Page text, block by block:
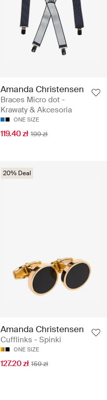
Amanda Christensen
Braces Micro dot -
Krawaty & Akcesoria
ONE SIZE
119.40 zł 199 zł
20% Deal
Amanda Christensen
Cufflinks - Spinki
ONE SIZE
127.20 zł 159 zł